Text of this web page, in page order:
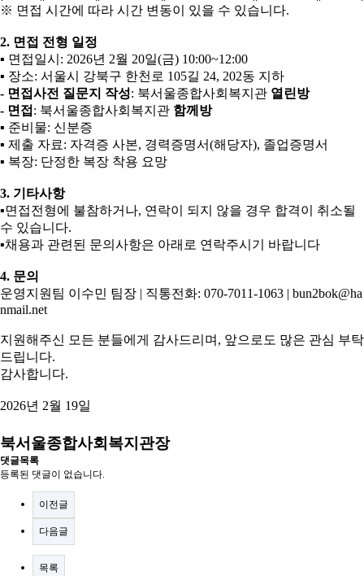
※ 면접 시간에 따라 시간 변동이 있을 수 있습니다.
2. 면접 전형 일정
▪ 면접일시 : 2026년 2월 20일(금) 10:00~12:00
▪ 장소: 서울시 강북구 한천로 105길 24, 202동 지하
- 면접사전 질문지 작성: 북서울종합사회복지관 열린방
- 면접 : 북서울종합사회복지관 함께방
▪ 준비물: 신분증
▪ 제출 자료: 자격증 사본, 경력증명서(해당자), 졸업증명서
▪ 복장: 단정한 복장 착용 요망
3. 기타사항
▪면접전형에 불참하거나, 연락이 되지 않을 경우 합격이 취소될
수 있습니다.
▪채용과 관련된 문의사항은 아래로 연락주시기 바랍니다
4. 문의
운영지원팀 이수민 팀장 | 직통전화: 070-7011-1063 | bun2bok@ha
nmail.net
지원해주신 모든 분들에게 감사드리며 , 앞으로도 많은 관심 부탁
드립니다.
감사합니다.
2026년 2월 19일
북서울종합사회복지관장
댓글목록
등록된 댓글이 없습니다.
이전글
다음글
목록